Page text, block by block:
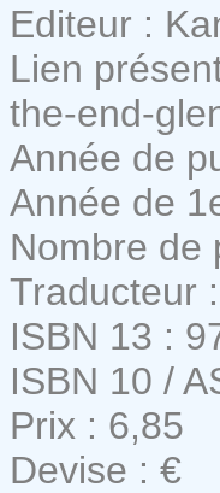
Editeur :
Lien
the-end-
Année de
Année de
Nombre de
Traducteur
ISBN 13 :
ISBN 10 /
Prix : 6,85
Devise : €